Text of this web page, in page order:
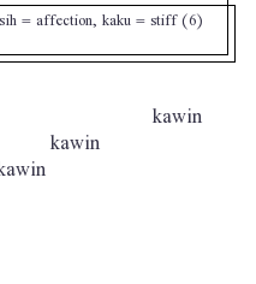
(6) Kawin = married, kasih = affection, kaku = stiff